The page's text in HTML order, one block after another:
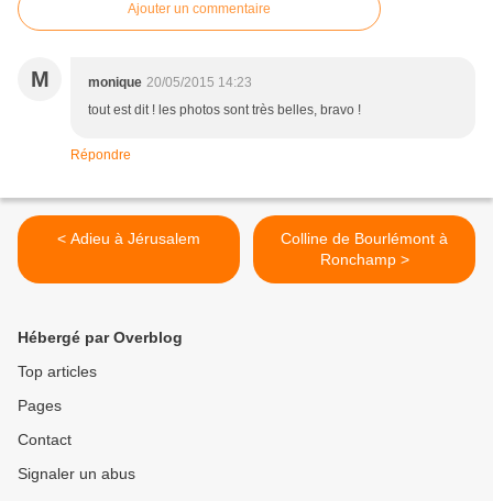
Ajouter un commentaire
M monique 20/05/2015 14:23
tout est dit ! les photos sont très belles, bravo !
Répondre
< Adieu à Jérusalem
Colline de Bourlémont à
Ronchamp >
Hébergé par Overblog
Top articles
Pages
Contact
Signaler un abus